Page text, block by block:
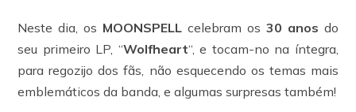
Neste dia, os MOONSPELL celebram os 30 anos do
seu primeiro LP, “Wolfheart“, e tocam-no na íntegra,
para regozijo dos fãs, não esquecendo os temas mais
emblemáticos da banda, e algumas surpresas também!